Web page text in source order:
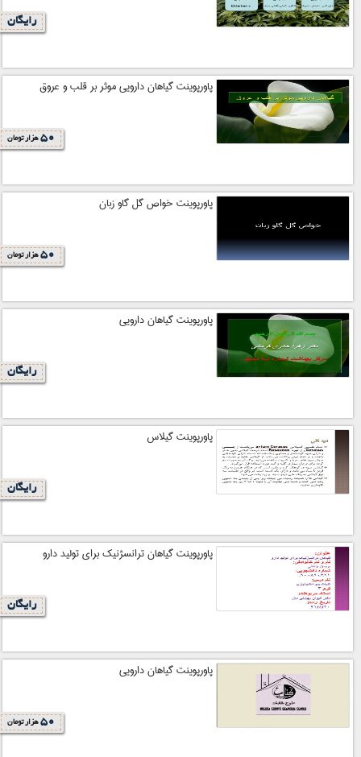
رایگان
پاورپوینت گياهان دارويي موثر بر قلب و عروق
50 هزار تومان
پاورپوینت خواص گل گاو زبان
50 هزار تومان
پاورپوینت گیاهان دارویی
رایگان
پاورپوینت گیلاس
رایگان
پاورپوینت گیاهان ترانسژنیک برای تولید دارو
رایگان
پاورپوینت گیاهان دارویی
50 هزار تومان